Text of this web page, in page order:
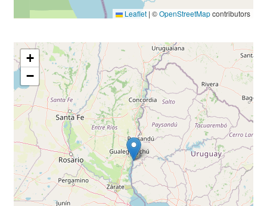
Leaflet | ©OpenStreetMapcontributors
+
−